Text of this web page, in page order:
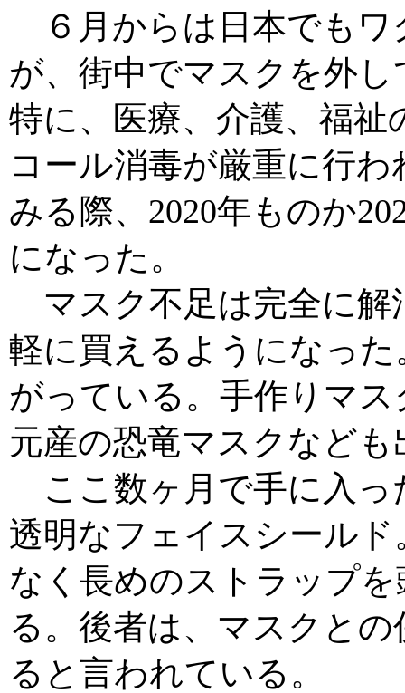
６月からは日本でもワ
が、街中でマスクを外
特に、医療、介護、福
コール消毒が厳重に行
みる際、2020年ものか
になった。
マスク不足は完全に解
軽に買えるようになっ
がっている。手作りマ
元産の恐竜マスクなど
ここ数ヶ月で手に入っ
透明なフェイスシール
なく長めのストラップ
る。後者は、マスクと
ると言われている。